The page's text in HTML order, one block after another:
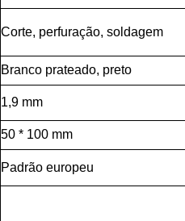
Corte, perfuração, soldagem
Branco prateado, preto
1,9 mm
50 * 100 mm
Padrão europeu